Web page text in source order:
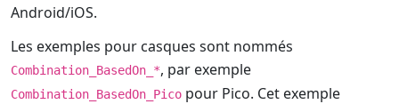
Android/iOS.
Les exemples pour casques sont nommés
Combination_BasedOn_*, par exemple
Combination_BasedOn_Pico pour Pico. Cet exemple